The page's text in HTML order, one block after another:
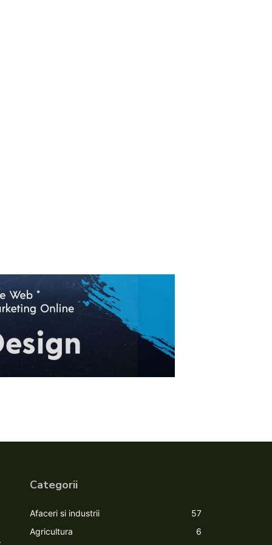
Categorii
Afaceri si industrii
57
Agricultura
6